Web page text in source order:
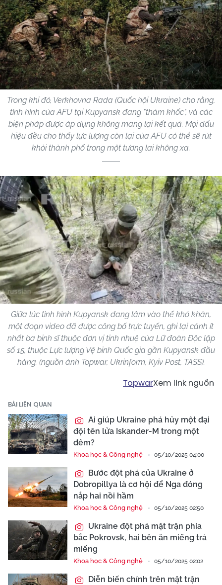
Trong khi đó, Verkhovna Rada (Quốc hội Ukraine) cho rằng,
tình hình của AFU tại Kupyansk đang "thảm khốc", và các
biện pháp được áp dụng không mang lại kết quả. Mọi dấu
hiệu đều cho thấy lực lượng còn lại của AFU có thể sẽ rút
khỏi thành phố trong một tương lai không xa.
Giữa lúc tình hình Kupyansk đang lâm vào thế khó khăn,
một đoạn video đã được công bố trực tuyến, ghi lại cảnh ít
nhất ba binh sĩ thuộc đơn vị tinh nhuệ của Lữ đoàn Độc lập
số 15, thuộc Lực lượng Vệ binh Quốc gia gần Kupyansk đầu
hàng. (nguồn ảnh Topwar, Ukrinform, Kyiv Post, TASS).
TopwarXem link nguồn
BÀI LIÊN QUAN
Ai giúp Ukraine phá hủy một đại
đội tên lửa Iskander-M trong một
đêm?
Khoa học & Công nghệ 05/10/2025 04:00
Bước đột phá của Ukraine ở
Dobropillya là cơ hội để Nga đóng
nắp hai nồi hầm
Khoa học & Công nghệ 05/10/2025 02:50
Ukraine đột phá mặt trận phía
bắc Pokrovsk, hai bên ăn miếng trả
miếng
Khoa học & Công nghệ 05/10/2025 02:02
Diễn biến chính trên mặt trận